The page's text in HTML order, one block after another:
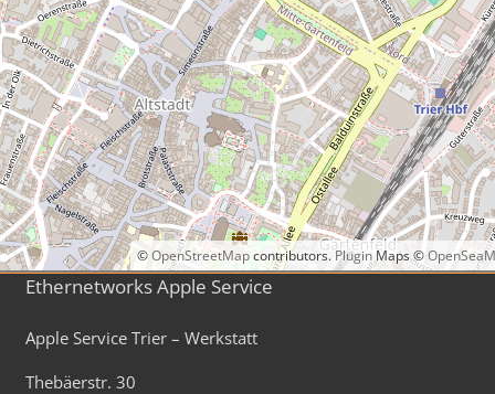
©OpenStreetMapcontributors.Plugin Maps ©
Ethernetworks Apple Service
Apple Service Trier – Werkstatt
Thebäerstr. 30